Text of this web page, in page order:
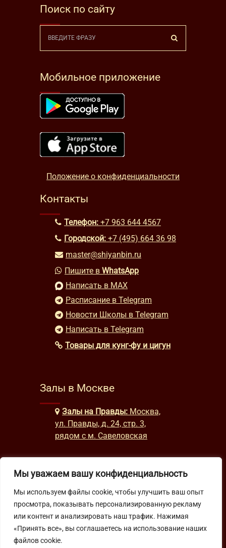
Мы уважаем вашу конфиденциальность
Мы используем файлы cookie, чтобы улучшить ваш опыт
просмотра, показывать персонализированную рекламу
или контент и анализировать наш трафик. Нажимая
«Принять все», вы соглашаетесь на использование наших
файлов cookie.
Поиск по сайту
Мобильное приложение
Положение о конфиденциальности
Контакты
Телефон: +7 963 644 4567
Городской: +7 (495) 664 36 98
master@shiyanbin.ru
Пишите в WhatsApp
Написать в MAX
Расписание в Telegram
Новости Школы в Telegram
Написать в Telegram
Товары для кунг-фу и цигун
Залы в Москве
Залы на Правды: Москва,
ул. Правды, д. 24, стр. 3,
рядом с м. Савеловская
Часы работы
будни: с 9:00 до 22:00
выходные: с 10:00 до 19:30
Подпишитесь на нашу рассылку